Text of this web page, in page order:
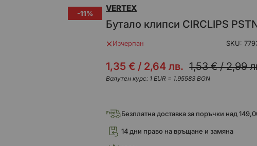
-11%
Бутало клипси CIRCLIPS
VERTEX
Изчерпан SKU
Промо
цена
1,35 € / 2,64 лв. 1,53 €/2,99
Валутен курс: 1 EUR = 1.95583 BGN
Безплатна доставка за поръчки над
14 дни право на връщане и замяна